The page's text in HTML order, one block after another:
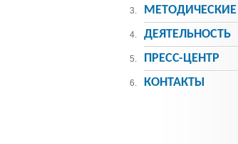
3.
4. ДЕЯТЕЛЬНОСТЬ
5. ПРЕСС-ЦЕНТР
6. КОНТАКТЫ